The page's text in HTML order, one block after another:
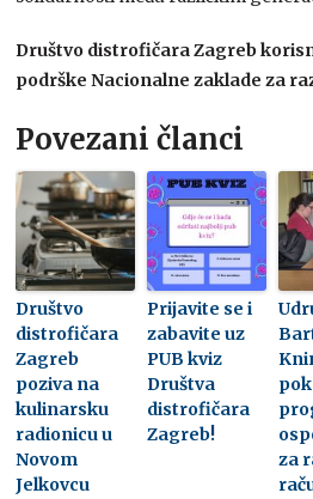
Društvo distrofičara Zagreb
podrške Nacionalne zaklade za
Povezani članci
Društvo
distrofičara
Zagreb
poziva na
kulinarsku
radionicu u
Novom
Jelkovcu
Prijavite se i
zabavite uz
PUB kviz
Društva
distrofičara
Zagreb!
za